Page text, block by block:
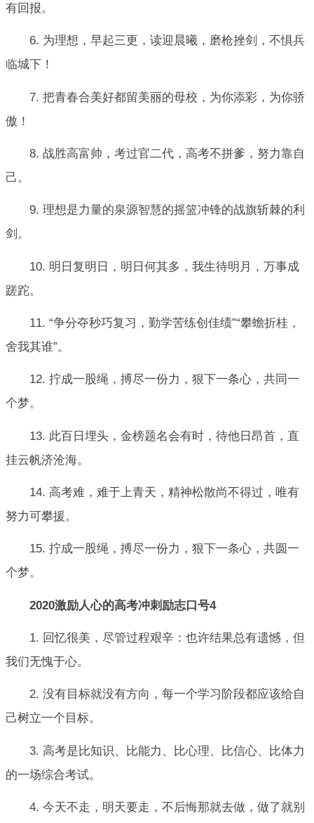
有回报。
6. 为理想，早起三更，读迎晨曦，磨枪挫剑，不惧兵
临城下！
7. 把青春合美好都留美丽的母校，为你添彩，为你骄
傲！
8. 战胜高富帅，考过官二代，高考不拼爹，努力靠自
己。
9. 理想是力量的泉源智慧的摇篮冲锋的战旗斩棘的利
剑。
10. 明日复明日，明日何其多，我生待明月，万事成
蹉跎。
11. “争分夺秒巧复习，勤学苦练创佳绩”“攀蟾折桂，
舍我其谁”。
12. 拧成一股绳，搏尽一份力，狠下一条心，共同一
个梦。
13. 此百日埋头，金榜题名会有时，待他日昂首，直
挂云帆济沧海。
14. 高考难，难于上青天，精神松散尚不得过，唯有
努力可攀援。
15. 拧成一股绳，搏尽一份力，狠下一条心，共圆一
个梦。
2020激励人心的高考冲刺励志口号4
1. 回忆很美，尽管过程艰辛：也许结果总有遗憾，但
我们无愧于心。
2. 没有目标就没有方向，每一个学习阶段都应该给自
己树立一个目标。
3. 高考是比知识、比能力、比心理、比信心、比体力
的一场综合考试。
4. 今天不走，明天要走，不后悔那就去做，做了就别